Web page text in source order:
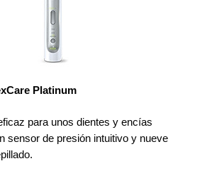
Platinum
para unos dientes y encías
sensor de presión intuitivo y nueve